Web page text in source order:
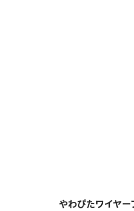
やわぴたワイヤ